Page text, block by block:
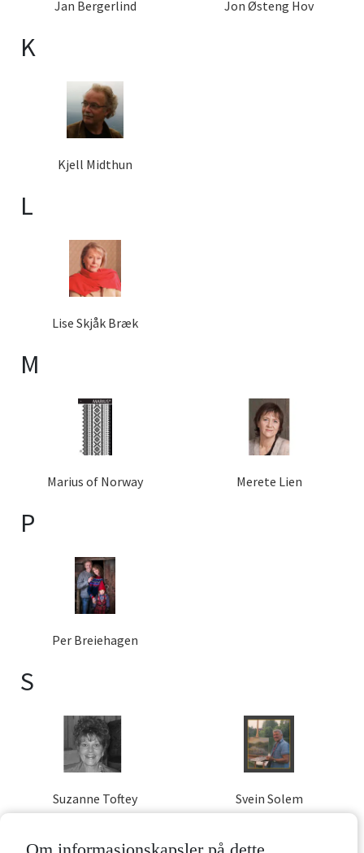
Jan Bergerlind Jon Østeng Hov
K
Kjell Midthun
L
Lise Skjåk Bræk
M
Marius of Norway Merete Lien
P
Per Breiehagen
S
Suzanne Toftey Svein Solem
T